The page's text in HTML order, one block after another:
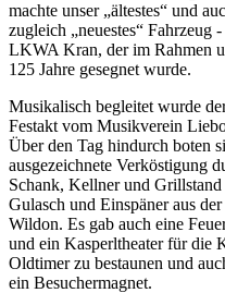
machte unser „ältestes“ und
zugleich „neuestes“ Fahrzeug
LKWA Kran, der im Rahmen
125 Jahre gesegnet wurde.
Musikalisch begleitet wurde
Festakt vom Musikverein
Über den Tag hindurch boten
ausgezeichnete Verköstigung
Schank, Kellner und
Gulasch und Einspäner aus
Wildon. Es gab auch eine
und ein Kasperltheater für die
Oldtimer zu bestaunen und
ein Besuchermagnet.